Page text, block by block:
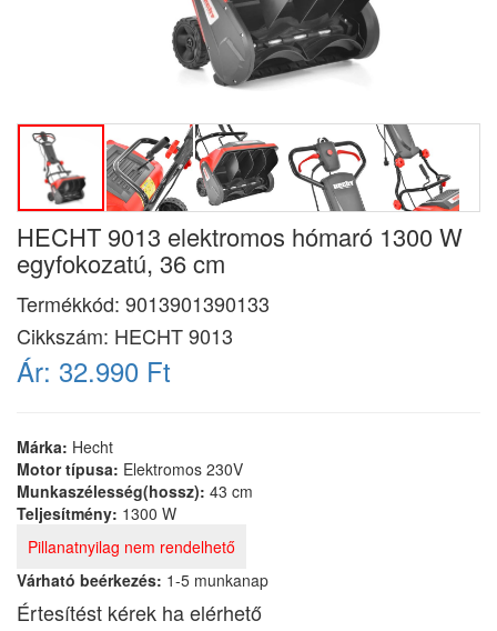
HECHT 9013 elektromos hómaró 1300 W
egyfokozatú, 36 cm
Termékkód: 9013901390133
Cikkszám: HECHT 9013
Ár: 32.990 Ft
Márka: Hecht
Motor típusa: Elektromos 230V
Munkaszélesség(hossz): 43 cm
Teljesítmény: 1300 W
Pillanatnyilag nem rendelhető
Várható beérkezés: 1-5 munkanap
Értesítést kérek ha elérhető